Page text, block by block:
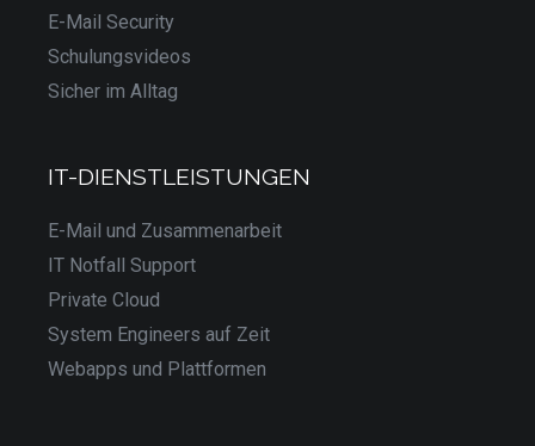
E-Mail Security
Schulungsvideos
Sicher im Alltag
IT-DIENSTLEISTUNGEN
E-Mail und Zusammenarbeit
IT Notfall Support
Private Cloud
System Engineers auf Zeit
Webapps und Plattformen